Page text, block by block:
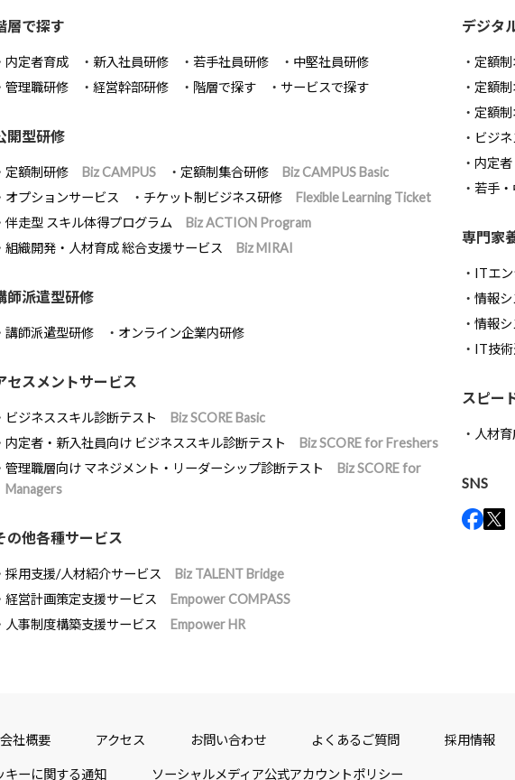
層で探す
内定者育成 新入社員研修 若手社員研修
中堅社員研修
管理職研修
経営幹部研修 階層で探す サービスで探す
開型研修
定額制研修 Biz CAMPUS 定額制集合研修
Biz CAMPUS Basic
オプションサービス
チケット制ビジネス研修
Flexible Learning Ticket
伴走型 スキル体得プログラム
Biz ACTION Program
組織開発・人材育成 総合支援サービス
Biz MIRAI
師派遣型研修
講師派遣型研修 オンライン企業内研修
セスメントサービス
ビジネススキル診断テスト
Biz SCORE Basic
内定者・新入社員向け ビジネススキル診断テスト
Biz SCORE for Freshers
管理職層向け マネジメント・リーダーシップ診断テスト
Biz SCORE for
Managers
の他各種サービス
採用支援/人材紹介サービス
Biz TALENT Bridge
経営計画策定支援サービス
Empower COMPASS
人事制度構築支援サービス
Empower HR
デジタ
定額
定額
定額
ビジ
内定
若手
専門家
ITエ
情報シ
情報
IT技術
スピー
人材
SNS
会社概要 アクセス お問い合わせ よくあるご質問 採用情報
キーに関する通知 ソーシャルメディア公式アカウントポリシー